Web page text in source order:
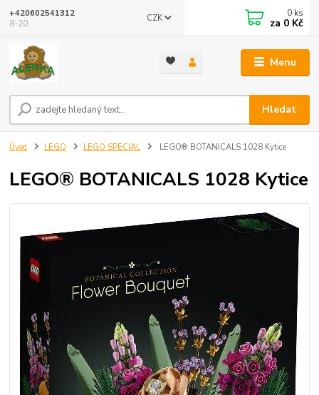
Menu
CZK
Hledat
+420602541312
8-20
0 ks
za 0 Kč
Úvod LEGO LEGO SPECIAL LEGO® BOTANICALS 1028 Kytice
LEGO® BOTANICALS 1028 Kytice